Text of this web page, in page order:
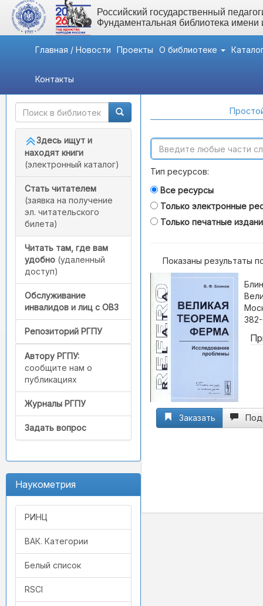
Российский государственный
Фундаментальная библиотека
Главная / Новости Проекты О библиотеке
Контакты
Быстрый доступ
Здесь ищут и
находят книги
(электронный каталог)
Стать читателем
(заявка на получение
эл. читательского
билета)
Читать там, где вам
удобно (удаленный
доступ)
Обслуживание
инвалидов и лиц с ОВЗ
Репозиторий РГПУ
Автору РГПУ:
сообщите нам о
публикациях
Журналы РГПУ
Задать вопрос
Наукометрия
РИНЦ
ВАК. Категории
Белый список
RSCI
Тип ресурсов:
Все ресурсы
Только электронные
Только печатные
Показаны результаты
Заказать